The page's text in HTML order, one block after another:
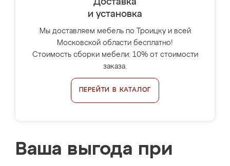
Доставка
и установка
Мы доставляем мебель по Троицку и всей
Московской области бесплатно!
Стоимость сборки мебели: 10% от стоимости
заказа.
ПЕРЕЙТИ В КАТАЛОГ
Ваша выгода при